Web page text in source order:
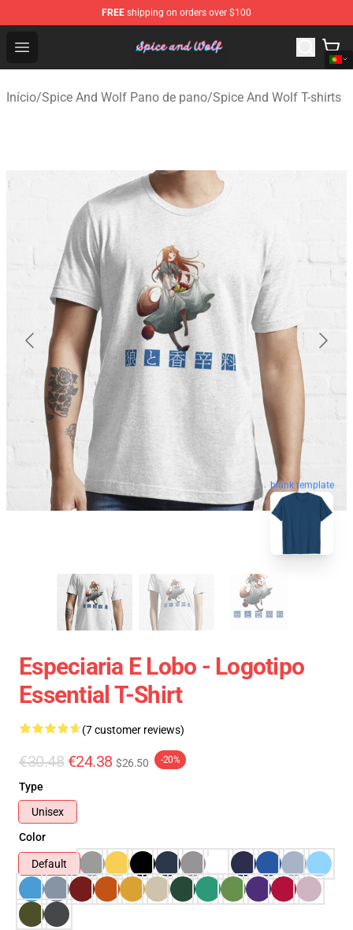
FREE shipping on orders over $100
Open menu
Spice And Wolf Store - Official Spice And Wolf
Início/Spice And Wolf Pano de pano/Spice And Wolf T-shirts
blank template
Especiaria E Lobo - Logotipo
Essential T-Shirt
(7 customer reviews)
€30.48 €24.38 $26.50 -20%
Type
Unisex
Color
Default